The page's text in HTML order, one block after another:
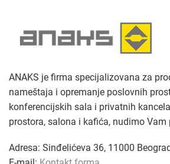
ANAKS je firma specijalizovana za
nameštaja i opremanje poslovnih
konferencijskih sala i privatnih
prostora, salona i kafića, nudimo Vam
Adresa: Sinđelićeva 36, 11000